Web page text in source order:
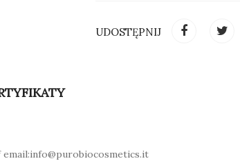
UDOSTĘPNIJ
email:info@purobiocosmetics.it